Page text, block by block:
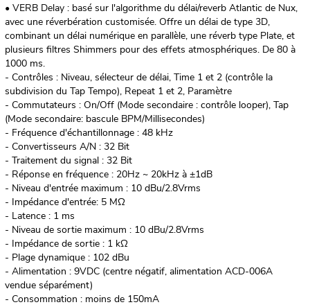
• VERB Delay : basé sur l'algorithme du délai/reverb Atlantic de Nux,
avec une réverbération customisée. Offre un délai de type 3D,
combinant un délai numérique en parallèle, une réverb type Plate, et
plusieurs filtres Shimmers pour des effets atmosphériques. De 80 à
1000 ms.
- Contrôles : Niveau, sélecteur de délai, Time 1 et 2 (contrôle la
subdivision du Tap Tempo), Repeat 1 et 2, Paramètre
- Commutateurs : On/Off (Mode secondaire : contrôle looper), Tap
(Mode secondaire: bascule BPM/Millisecondes)
- Fréquence d'échantillonnage : 48 kHz
- Convertisseurs A/N : 32 Bit
- Traitement du signal : 32 Bit
- Réponse en fréquence : 20Hz ~ 20kHz à ±1dB
- Niveau d'entrée maximum : 10 dBu/2.8Vrms
- Impédance d'entrée: 5 MΩ
- Latence : 1 ms
- Niveau de sortie maximum : 10 dBu/2.8Vrms
- Impédance de sortie : 1 kΩ
- Plage dynamique : 102 dBu
- Alimentation : 9VDC (centre négatif, alimentation ACD-006A
vendue séparément)
- Consommation : moins de 150mA